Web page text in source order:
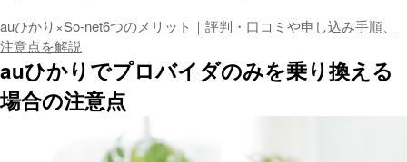
auひかり×So-net6つのメリット｜評判・口コミや申し込み手順、
注意点を解説
auひかりでプロバイダのみを乗り換える
場合の注意点